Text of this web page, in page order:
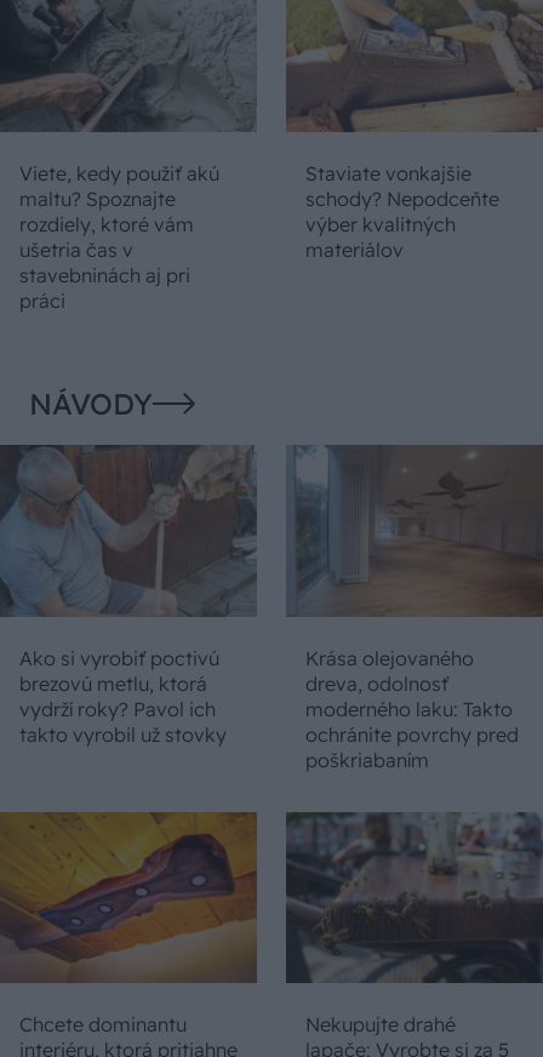
Viete, kedy použiť akú
maltu? Spoznajte
rozdiely, ktoré vám
ušetria čas v
stavebninách aj pri
práci
Staviate vonkajšie
schody? Nepodceňte
výber kvalitných
materiálov
NÁVODY
Ako si vyrobiť poctivú
brezovú metlu, ktorá
vydrží roky? Pavol ich
takto vyrobil už stovky
Krása olejovaného
dreva, odolnosť
moderného laku: Takto
ochránite povrchy pred
poškriabaním
Chcete dominantu
interiéru, ktorá pritiahne
Nekupujte drahé
lapače: Vyrobte si za 5